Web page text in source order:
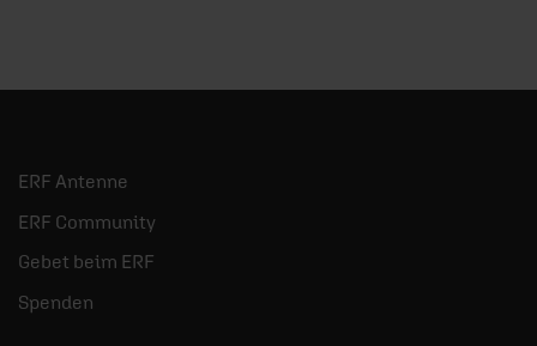
ERF Antenne
ERF Community
Gebet beim ERF
Spenden